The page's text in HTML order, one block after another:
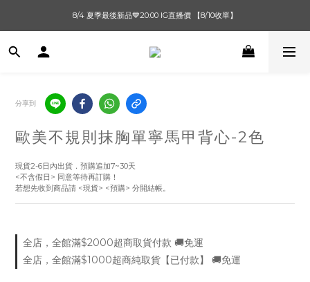
單筆滿$1000【先付款】 / 滿$2000【超取付款】 🚚免運費
8/4 夏季最後新品💙20:00 IG直播價 【8/10收單】
單筆滿$1000【先付款】 / 滿$2000【超取付款】 🚚免運費
分享到
歐美不規則抹胸單寧馬甲背心-2色
現貨2-6日內出貨．預購追加7~30天
<不含假日> 同意等待再訂購！
若想先收到商品請 <現貨> <預購> 分開結帳。
全店，全館滿$2000超商取貨付款 🚚免運
全店，全館滿$1000超商純取貨【已付款】 🚚免運